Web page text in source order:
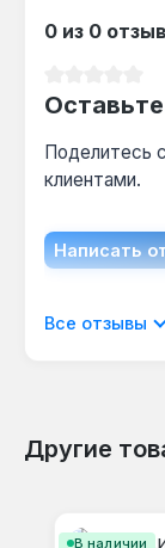
0 из 0
Поделитесь
клиентами.
Написать
Все отзывы
Другие
В наличии